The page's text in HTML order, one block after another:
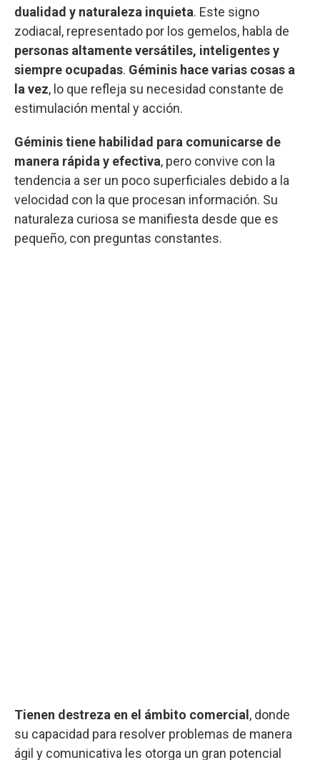
dualidad y naturaleza inquieta. Este signo
zodiacal, representado por los gemelos, habla de
personas altamente versátiles, inteligentes y
siempre ocupadas. Géminis hace varias cosas a
la vez, lo que refleja su necesidad constante de
estimulación mental y acción.
Géminis tiene habilidad para comunicarse de
manera rápida y efectiva, pero convive con la
tendencia a ser un poco superficiales debido a la
velocidad con la que procesan información. Su
naturaleza curiosa se manifiesta desde que es
pequeño, con preguntas constantes.
Tienen destreza en el ámbito comercial , donde
su capacidad para resolver problemas de manera
ágil y comunicativa les otorga un gran potencial